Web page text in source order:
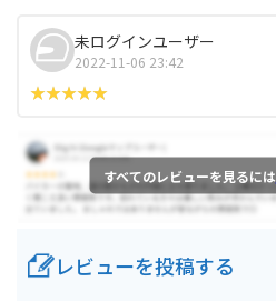
未ログインユーザー
2022-11-06 23:42
すべてのレビューを見るには
レビューを投稿する